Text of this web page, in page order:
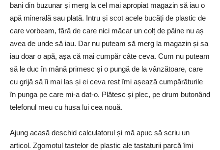
bani din buzunar și merg la cel mai apropiat magazin să iau o
apă minerală sau plată. Intru și scot acele bucăți de plastic de
care vorbeam, fără de care nici măcar un colț de pâine nu aș
avea de unde să iau. Dar nu puteam să merg la magazin și sa
iau doar o apă, așa că mai cumpăr câte ceva. Cum nu puteam
să le duc în mână primesc și o pungă de la vânzătoare, care
cu grijă să îi mai las și ei ceva rest îmi așează cumpărăturile
în punga pe care mi-a dat-o. Plătesc și plec, pe drum butonând
telefonul meu cu husa lui cea nouă.
Ajung acasă deschid calculatorul și mă apuc să scriu un
articol. Zgomotul tastelor de plastic ale tastaturii parcă îmi